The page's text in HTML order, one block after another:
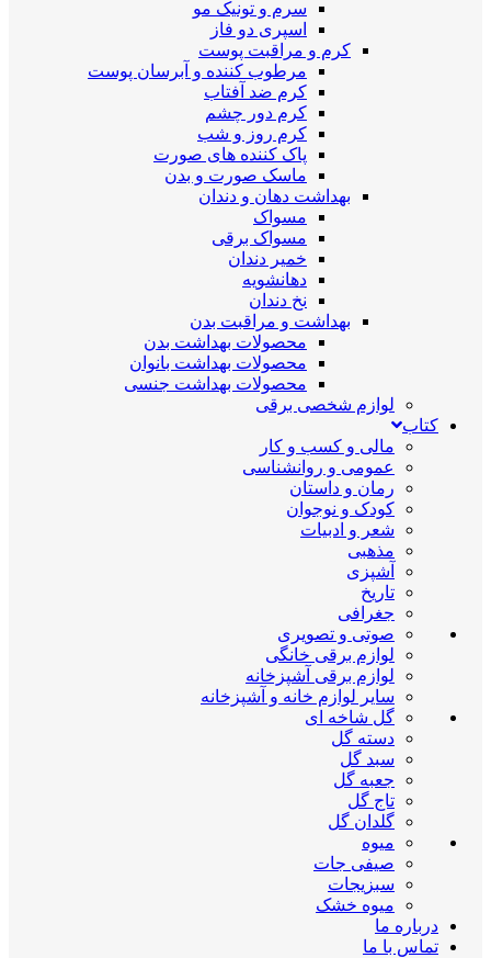
سرم و تونیک مو
اسپری دو فاز
کرم و مراقبت پوست
مرطوب کننده و آبرسان پوست
کرم ضد آفتاب
کرم دور چشم
کرم روز و شب
پاک کننده های صورت
ماسک صورت و بدن
بهداشت دهان و دندان
مسواک
مسواک برقی
خمیر دندان
دهانشویه
نخ دندان
بهداشت و مراقبت بدن
محصولات بهداشت بدن
محصولات بهداشت بانوان
محصولات بهداشت جنسی
لوازم شخصی برقی
کتاب
مالی و کسب و کار
عمومی و روانشناسی
رمان و داستان
کودک و نوجوان
شعر و ادبیات
مذهبی
آشپزی
تاریخ
جغرافی
صوتی و تصویری
لوازم برقی خانگی
لوازم برقی آشپزخانه
سایر لوازم خانه و آشپزخانه
گل شاخه ای
دسته گل
سبد گل
جعبه گل
تاج گل
گلدان گل
میوه
صیفی جات
سبزیجات
میوه خشک
درباره ما
تماس با ما